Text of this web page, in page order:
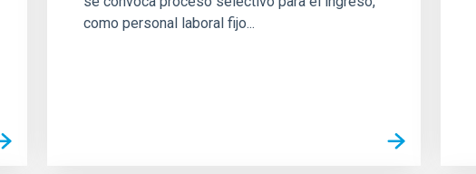
como personal laboral fijo...